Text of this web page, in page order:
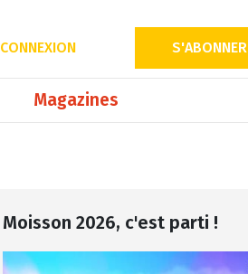
CONNEXION S'ABONNER
Magazines
Moisson 2026, c'est parti !